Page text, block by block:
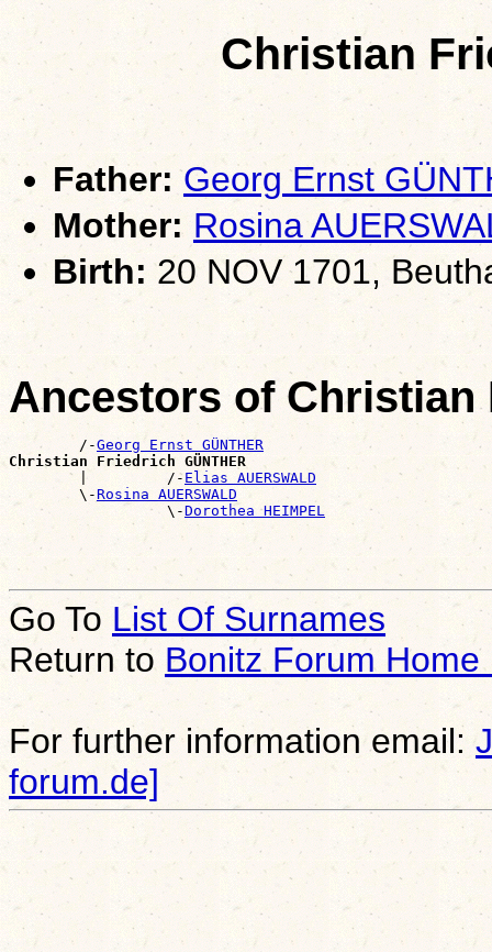
Christian
Father: Georg Ernst
Mother: Rosina
Birth: 20 NOV 1701,
Ancestors of Christian
        /-
Georg Ernst GÜNTHER
Christian Friedrich GÜNTHER
|         /- Elias AUERSWALD
        \-
Rosina AUERSWALD
                  \-
Dorothea HEIMPEL
Go To List Of Surnames
Return to Bonitz Forum Home
For further information email:
forum.de]